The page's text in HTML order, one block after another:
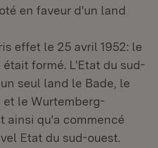
en faveur d'un land
effet le 25 avril 1952: le
formé. L'Etat du sud-
seul land le Bade, le
le Wurtemberg-
ainsi qu'a commencé
Etat du sud-ouest.